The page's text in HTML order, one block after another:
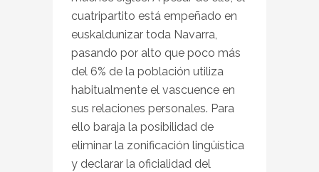
cuatripartito está empeñado en
euskaldunizar toda Navarra,
pasando por alto que poco más
del 6% de la población utiliza
habitualmente el vascuence en
sus relaciones personales. Para
ello baraja la posibilidad de
eliminar la zonificación lingüística
y declarar la oficialidad del